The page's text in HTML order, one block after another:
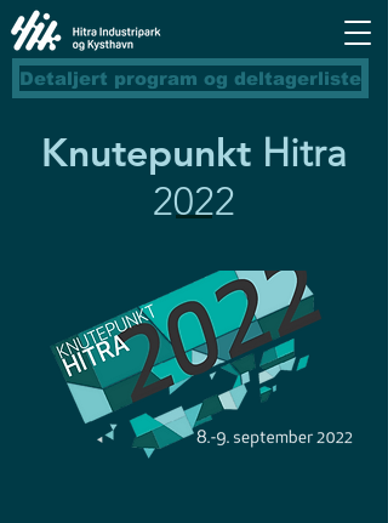
Knutepunkt Hitra
2022
Detaljert program og deltagerliste